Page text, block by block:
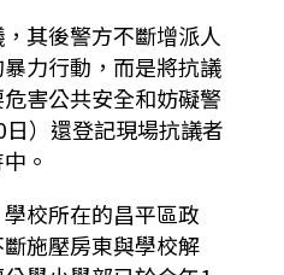
其後警方不斷增派人
力行動，而是將抗議
害公共安全和妨礙警
）還登記現場抗議者
。
校所在的昌平區政
施壓房東與學校解